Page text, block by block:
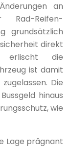
an
Reifen-
grundsätzlich
direkt
erlischt die
ist damit
Die
hinaus
wie
Lage prägnant